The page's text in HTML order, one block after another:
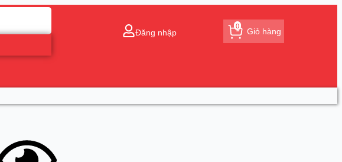
Đăng nhập Giỏ hàng
0